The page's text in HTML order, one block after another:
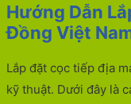
Hướng Dẫn
Đồng Việt
Lắp đặt cọc tiếp địa
kỹ thuật. Dưới đây là